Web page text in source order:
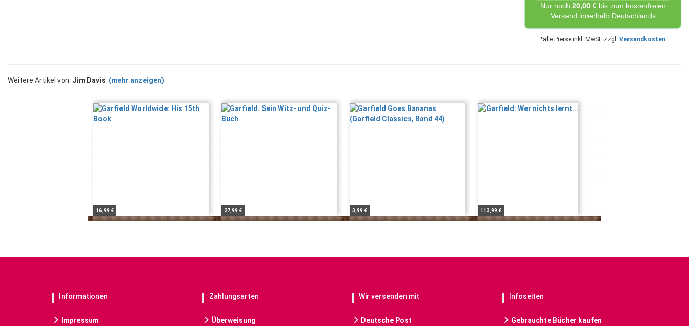
Nur noch 20,00 €bis zum kostenfreien
Versand innerhalb Deutschlands
*alle Preise inkl. MwSt. zzgl. Versandkosten
Weitere Artikel von: Jim Davis (mehr anzeigen)
16,99 € 27,99 € 3,99 € 113,99 €
Informationen
Impressum
Zahlungsarten
Überweisung
Wir versenden mit
Deutsche Post
Infoseiten
Gebrauchte Bücher kaufen